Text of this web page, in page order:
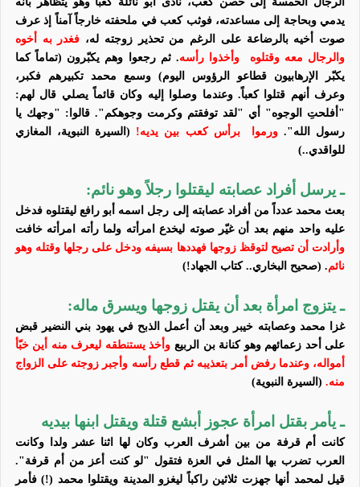
يدمي وبحاجة إلى مساعدته، فوثب كعب في ملحفته خارجاً آمناً إذ عرف
صوت أخيه بالرضاعة على الرغم من تحذير زوجته له، فغدر به
أخوه
و الرجال معهوقتلوه وأخذوا رأسه. ثم رجعوا وهم يكبّرون (تماماً كما
يكبّر الإرهابيون قطاعو الرؤوس اليوم) وسمع محمد تكبيرهم فكبر،
وعرف أنهم قتلوا كعباً. وعندما وصلوا إليه وكان قائماً يصلي قال لهم:
"أفلحتِ الوجوه" أي "لقد توفقتم وكرمت وجوهكم". قالوا: "وجهك يا
رسول الله".ورموا برأس كعب بين يديه! (السيرة النبوية، المغازي
للواقدي..)
ـ يرسل أفراد عصابته ليقتلوا رجلاً وهو نائم:
‏بعث محمد عدداً من أفراد عصابته إلى رجل اسمه أبو رافع ليقتلوه فدخل
عليه واحد منهم بعد أن غيّر صوته ليخدع امرأته ولما رأته امرأته خافت
وأرادت أن تصيح لتوقظ زوجها فهددها بسيفه ودخل على رجلها وقتله وهو
نائم.
(صحيح البخاري.. كتاب الجهاد!)
ـ يتزوج امرأة بعد أن يقتل زوجها ويسرق ماله:
غزا محمد وعصابته خيبر وبعد أن أعمل الذبح في يهود بني النضير قبض
على أحد زعمائهم وهو كنانة بن الربيع وأخذ يستنطقه ليعرف منه أين خبّأ
أمواله، وعندما رفض
أمر بتعذيبه ثم قطع رأسه وأجبر زوجته على الزواج
منه. (السيرة النبوية)
ـ يأمر بقتل امرأة عجوز أبشع قتلة ويقتل ابنها بيديه
كانت أم قرفة من بين أشرف العرب وكان لها اثنا عشر ولدا وكانت
العرب تضرب بها المثل في العزة فتقول "لو كنت أعز من أم قرفة".
قيل لمحمد أنها جهزت ثلاثين راكباً ليغزو المدينة ويقتلوا محمد (!) فأمر